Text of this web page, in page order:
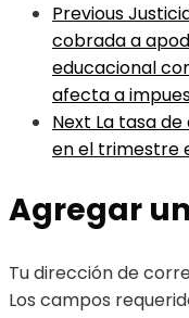
Previous
cobrada a
educacional
afecta a
Next La tasa
en el trimestre
Agregar
Tu dirección de
Los campos